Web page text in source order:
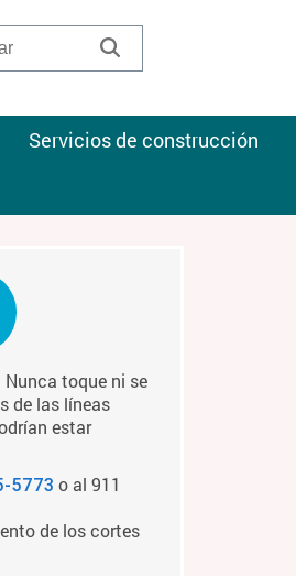
Servicios de construcción
Nunca toque ni se
de las líneas
estar
5773 o al 911
de los cortes